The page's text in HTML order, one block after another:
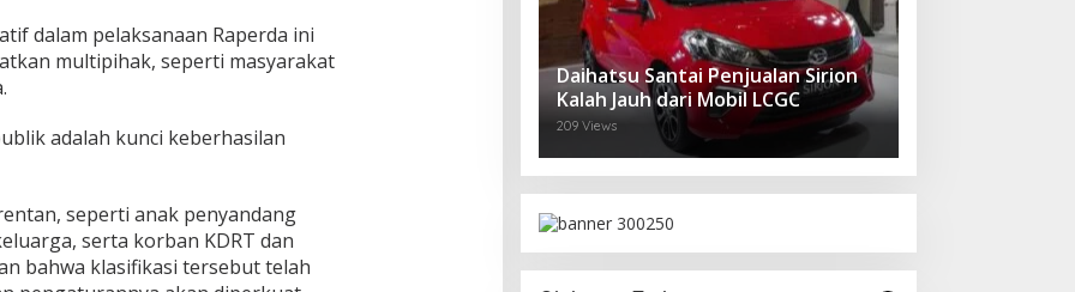
dalam pelaksanaan Raperda ini
multipihak, seperti masyarakat
adalah kunci keberhasilan
seperti anak penyandang
serta korban KDRT dan
bahwa klasifikasi tersebut telah
Daihatsu Santai Penjualan Sirion
Kalah Jauh dari Mobil LCGC
209 Views